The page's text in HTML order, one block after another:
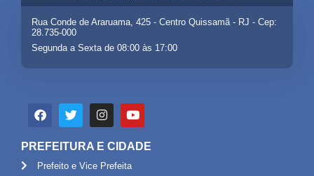
Rua Conde de Araruama, 425 - Centro Quissamã - RJ - Cep:
28.735-000
Segunda a Sexta de 08:00 às 17:00
PREFEITURA E CIDADE
Prefeito e Vice Prefeita